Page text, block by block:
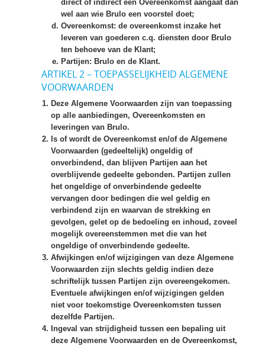
direct of indirect een Overeenkomst aangaat dan
wel aan wie Brulo een voorstel doet;
Overeenkomst: de overeenkomst inzake het
leveren van goederen c.q. diensten door Brulo
ten behoeve van de Klant;
Partijen: Brulo en de Klant.
ARTIKEL 2 – TOEPASSELIJKHEID ALGEMENE
VOORWAARDEN
Deze Algemene Voorwaarden zijn van toepassing
op alle aanbiedingen, Overeenkomsten en
leveringen van Brulo.
Is of wordt de Overeenkomst en/of de Algemene
Voorwaarden (gedeeltelijk) ongeldig of
onverbindend, dan blijven Partijen aan het
overblijvende gedeelte gebonden. Partijen zullen
het ongeldige of onverbindende gedeelte
vervangen door bedingen die wel geldig en
verbindend zijn en waarvan de strekking en
gevolgen, gelet op de bedoeling en inhoud, zoveel
mogelijk overeenstemmen met die van het
ongeldige of onverbindende gedeelte.
Afwijkingen en/of wijzigingen van deze Algemene
Voorwaarden zijn slechts geldig indien deze
schriftelijk tussen Partijen zijn overeengekomen.
Eventuele afwijkingen en/of wijzigingen gelden
niet voor toekomstige Overeenkomsten tussen
dezelfde Partijen.
Ingeval van strijdigheid tussen een bepaling uit
deze Algemene Voorwaarden en de Overeenkomst,